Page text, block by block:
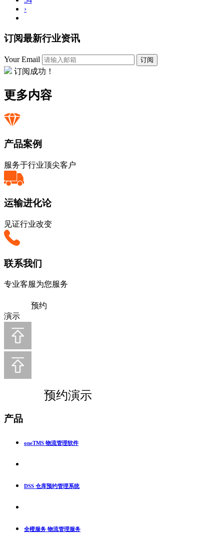
›
订阅最新行业资讯
Your Email 订阅
订阅成功！
更多内容
产品案例
服务于行业顶尖客户
运输进化论
见证行业改变
联系我们
专业客服为您服务
预约
演示
预约演示
产品
oneTMS 物流管理软件
DSS 仓库预约管理系统
全橙服务 物流管理服务